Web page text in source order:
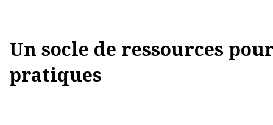
Un socle de ressources
pratiques